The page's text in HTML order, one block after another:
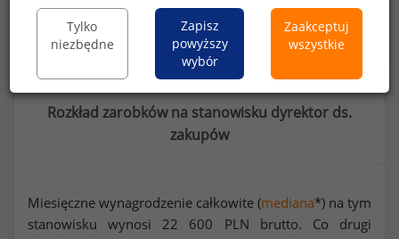
Wykorzystaj kod
Rozkład zarobków na stanowisku dyrektor ds.
zakupów
Miesięczne wynagrodzenie całkowite (mediana*) na tym
stanowisku wynosi 22 600 PLN brutto. Co drugi
Tylko
niezbędne
Zapisz
powyższy
wybór
Zaakceptuj
wszystkie